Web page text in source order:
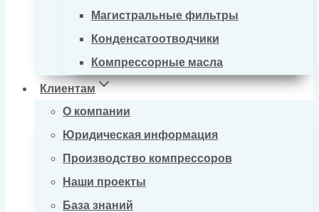
Магистральные фильтры
Конденсатоотводчики
Компрессорные масла
Клиентам
О компании
Юридическая информация
Производство компрессоров
Наши проекты
База знаний